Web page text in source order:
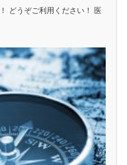
どうぞご利用ください！ 医